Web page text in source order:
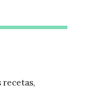
recetas,